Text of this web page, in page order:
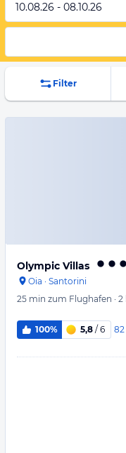
10.08.26 - 08.10.26
Filter
Olympic Villas
Oia · Santorini
25 min zum Flughafen · 2
100% 5,8 / 6 82